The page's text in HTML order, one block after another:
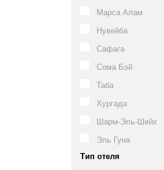
Марса Алам
Нувейба
Сафага
Сома Бэй
Таба
Хургада
Шарм-Эль-Шейх
Эль Гуна
Тип отеля